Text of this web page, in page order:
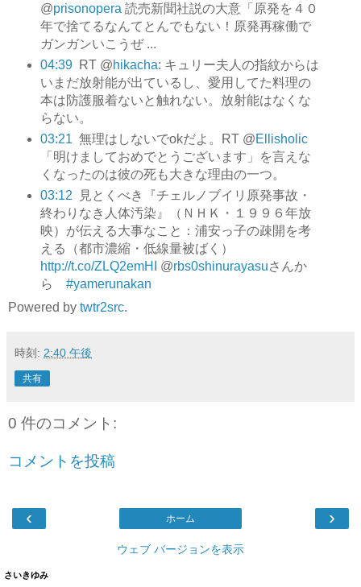
@prisonopera 読売新聞社説の大意「原発を４０
年で捨てるなんてとんでもない！原発再稼働で
ガンガンいこうぜ ...
04:39
RT @hikacha: キュリー夫人の指紋からは
いまだ放射能が出ているし、愛用してた料理の
本は防護服着ないと触れない。放射能はなくな
らない。
03:21 無理はしないでokだよ。RT @Ellisholic
「明けましておめでとうございます」を言えな
くなったのは彼の死も大きな理由の一つ。
03:12
見とくべき『チェルノブイリ原発事故・
終わりなき人体汚染』（ＮＨＫ・１９９６年放
映）が伝える大事なこと：浦安っ子の疎開を考
える（都市濃縮・低線量被ばく）
http://t.co/ZLQ2emHI
@rbs0shinurayasuさんか
ら #yamerunakan
Powered by twtr2src.
時刻: 2:40 午後
共有
0 件のコメント:
コメントを投稿
‹ ›
ホーム
ウェブ バージョンを表示
さいきゆみ